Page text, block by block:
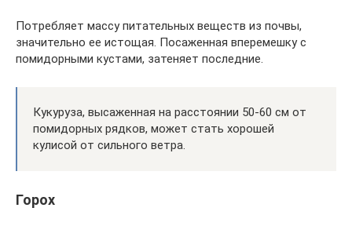
Потребляет массу питательных веществ из почвы,
значительно ее истощая. Посаженная вперемешку с
помидорными кустами, затеняет последние.
Кукуруза, высаженная на расстоянии 50-60 см от
помидорных рядков, может стать хорошей
кулисой от сильного ветра.
Горох